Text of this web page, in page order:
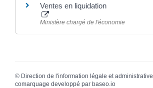
Ventes en liquidation
Ministère chargé de l'économie
© Direction de l'information légale et administrative
comarquage developpé par baseo.io